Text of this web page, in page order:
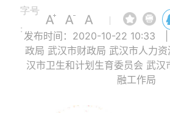
字号
:
|
发布时间：2020-10-22 10:33
政局 武汉市财政局 武汉市人力
汉市卫生和计划生育委员会 武汉
融工作局